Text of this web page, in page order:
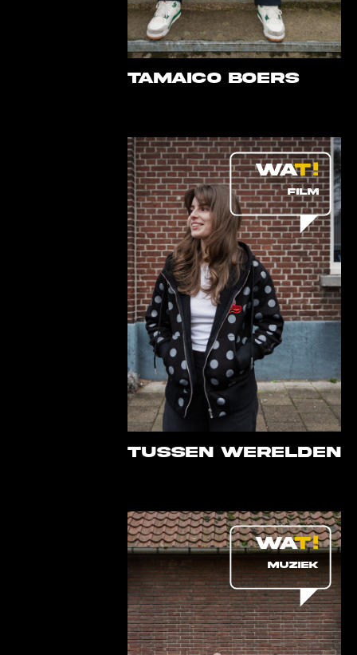
Tamaico Boers
FILM
Tussen Werelden
MUZIEK